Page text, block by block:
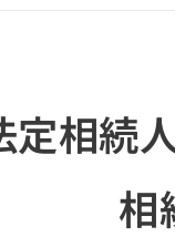
定相続
相